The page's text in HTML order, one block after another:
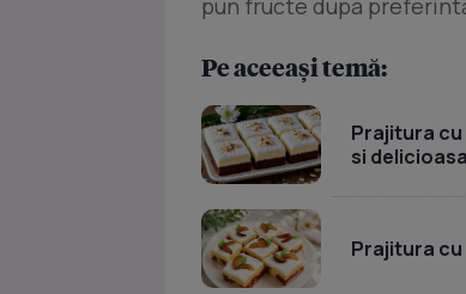
pun fructe dupa
Pe aceeași temă:
Prajitura cu
si delicioasa
Prajitura